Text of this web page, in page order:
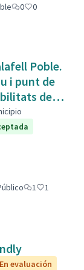
0
0
Poble.
i punt de
del
1
1
En evaluación